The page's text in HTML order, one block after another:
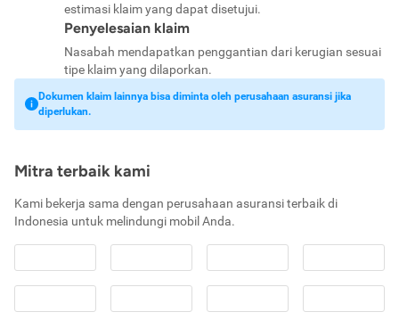
estimasi klaim yang dapat disetujui.
Penyelesaian klaim
Nasabah mendapatkan penggantian dari kerugian sesuai
tipe klaim yang dilaporkan.
Dokumen klaim lainnya bisa diminta oleh perusahaan asuransi jika
diperlukan.
Mitra terbaik kami
Kami bekerja sama dengan perusahaan asuransi terbaik di
Indonesia untuk melindungi mobil Anda.